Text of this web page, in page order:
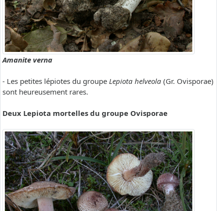
Amanite verna
- Les petites lépiotes du groupe Lepiota helveola (Gr. Ovisporae)
sont heureusement rares.
Deux Lepiota mortelles du groupe Ovisporae